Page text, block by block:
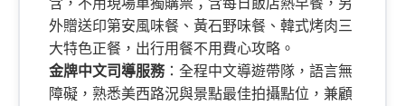
外贈送印第安風味餐、黃石野味餐、韓式烤肉三
大特色正餐，出行用餐不用費心攻略。
金牌中文司導服務：全程中文導遊帶隊，語言無
障礙，熟悉美西路況與景點最佳拍攝點位，兼顧